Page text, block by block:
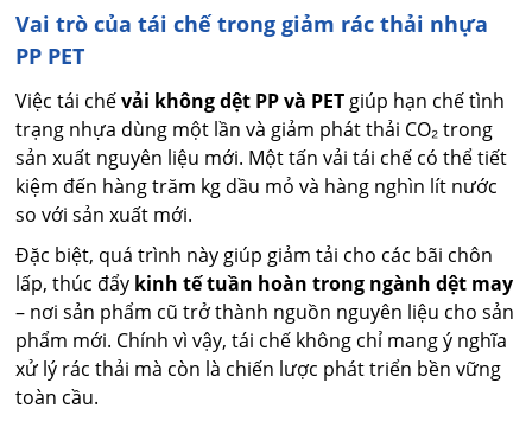
Vai trò của tái chế trong giảm rác thải nhựa
PP PET
Việc tái chếvải không dệt PP và PET giúp hạn chế tình
trạng nhựa dùng một lần và giảm phát thải CO₂ trong
sản xuất nguyên liệu mới. Một tấn vải tái chế có thể tiết
kiệm đến hàng trăm kg dầu mỏ và hàng nghìn lít nước
so với sản xuất mới.
Đặc biệt, quá trình này giúp giảm tải cho các bãi chôn
lấp, thúc đẩy kinh tế tuần hoàn trong ngành dệt may
– nơi sản phẩm cũ trở thành nguồn nguyên liệu cho sản
phẩm mới. Chính vì vậy, tái chế không chỉ mang ý nghĩa
xử lý rác thải mà còn là chiến lược phát triển bền vững
toàn cầu.